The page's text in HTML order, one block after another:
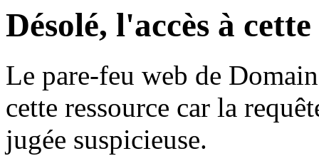
Désolé, l'accès à
Le pare-feu web de
cette ressource car la
jugée suspicieuse.